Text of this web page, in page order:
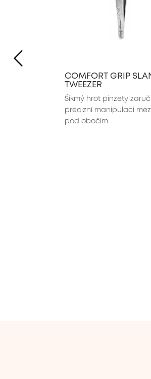
COMFORT GRIP
TWEEZER
Šikmý hrot pinzety
precizní manipulaci
pod obočím